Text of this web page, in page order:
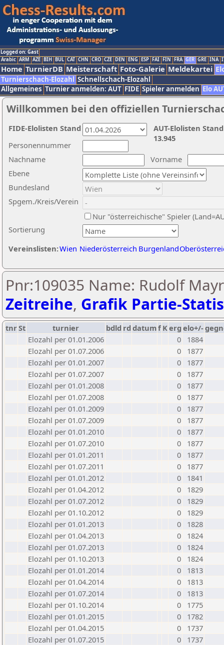
Logged on: Gast
Arabic ARM AZE BIH BUL CAT CHN CRO CZE DEN ENG ESP FAI FIN FRA GER GRE INA
Home TurnierDB Meisterschaft Foto-Galerie Meldekartei
Turnierschach-Elozahl Schnellschach-Elozahl
Allgemeines Turnier anmelden: AUT FIDE Spieler anmelden Elo
Willkommen bei den offiziellen
Nachname
Vorname
Ebene
Sortierung
Personennummer
Bundesland
Spgem./Kreis/Verein
Nur "österreichische" Spieler
Vereinslisten:Wien Niederösterreich Burgenland
AUT-Elolisten
13.945
FIDE-Elolisten Stand
Pnr:109035 Name: Rudolf
Zeitreihe, Grafik Partie-
tnrSt turnier bdld rd datumf Kerg elo+/-
Elozahl per 01.01.2006
0
1884
Elozahl per 01.07.2006
0
1877
Elozahl per 01.01.2007
0
1877
Elozahl per 01.07.2007
0
1877
Elozahl per 01.01.2008
0
1877
Elozahl per 01.07.2008
0
1877
Elozahl per 01.01.2009
0
1877
Elozahl per 01.07.2009
0
1877
Elozahl per 01.01.2010
0
1877
Elozahl per 01.07.2010
0
1877
Elozahl per 01.01.2011
0
1877
Elozahl per 01.07.2011
0
1877
Elozahl per 01.01.2012
0
1841
Elozahl per 01.04.2012
0
1829
Elozahl per 01.07.2012
0
1829
Elozahl per 01.10.2012
0
1829
Elozahl per 01.01.2013
0
1828
Elozahl per 01.04.2013
0
1824
Elozahl per 01.07.2013
0
1824
Elozahl per 01.10.2013
0
1824
Elozahl per 01.01.2014
0
1813
Elozahl per 01.04.2014
0
1813
Elozahl per 01.07.2014
0
1813
Elozahl per 01.10.2014
0
1775
Elozahl per 01.01.2015
0
1782
Elozahl per 01.04.2015
0
1737
Elozahl per 01.07.2015
0
1737